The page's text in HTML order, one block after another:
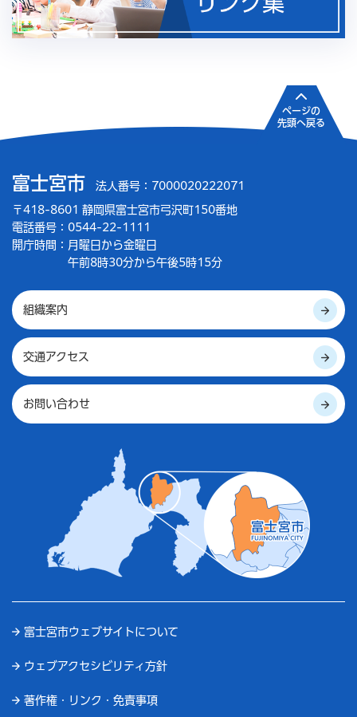
富士宮市 法人番号：7000020222071
〒418-8601 静岡県富士宮市弓沢町150番地
電話番号：0544-22-1111
開庁時間： 月曜日から金曜日
午前8時30分から午後5時15分
組織案内
交通アクセス
お問い合わせ
富士宮市ウェブサイトについて
ウェブアクセシビリティ方針
著作権・リンク・免責事項
ページの
先頭へ戻る